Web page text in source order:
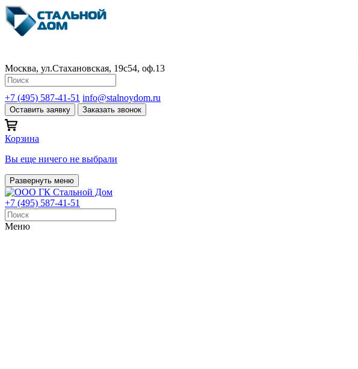
Москва, ул.Стахановская, 19с54, оф.13
+7 (495) 587-41-51 info@stalnoydom.ru
Оставить заявку Заказать звонок
Корзина
Вы еще ничего не выбрали
Развернуть меню
+7 (495) 587-41-51
Меню